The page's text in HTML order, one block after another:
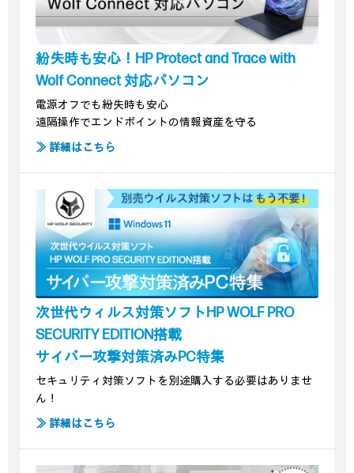
紛失時も安心！HP Protect and Trace with
Wolf Connect 対応パソコン
電源オフでも紛失時も安心
遠隔操作でエンドポイントの情報資産を守る
≫ 詳細はこちら
次世代ウィルス対策ソフトHP WOLF PRO
SECURITY EDITION搭載
サイバー攻撃対策済みPC特集
セキュリティ対策ソフトを別途購入する必要はありませ
ん！
≫ 詳細はこちら